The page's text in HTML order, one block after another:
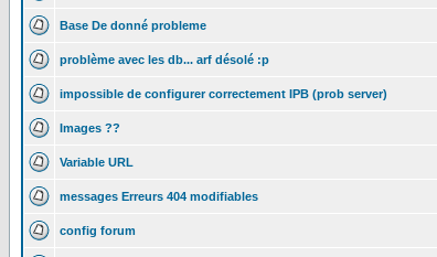
Base De donné probleme
problème avec les db... arf désolé :p
impossible de configurer correctement IPB (prob server)
Images ??
Variable URL
messages Erreurs 404 modifiables
config forum